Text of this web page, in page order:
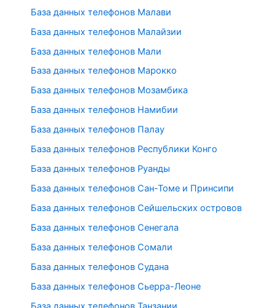
База данных телефонов Малави
База данных телефонов Малайзии
База данных телефонов Мали
База данных телефонов Марокко
База данных телефонов Мозамбика
База данных телефонов Намибии
База данных телефонов Палау
База данных телефонов Республики Конго
База данных телефонов Руанды
База данных телефонов Сан-Томе и Принсипи
База данных телефонов Сейшельских островов
База данных телефонов Сенегала
База данных телефонов Сомали
База данных телефонов Судана
База данных телефонов Сьерра-Леоне